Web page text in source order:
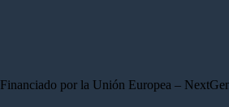
Financiado por la Unión Europea –